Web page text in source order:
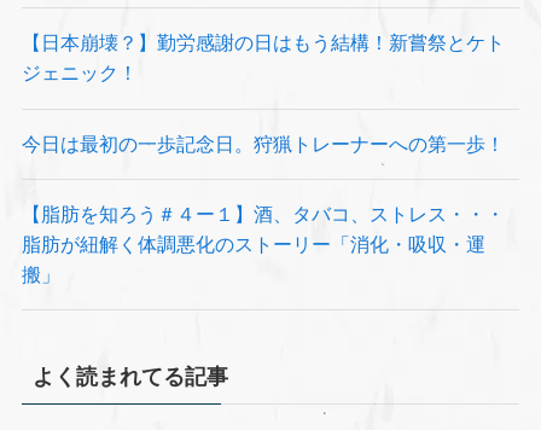
【日本崩壊？】勤労感謝の日はもう結構！新嘗祭とケト
ジェニック！
今日は最初の一歩記念日。狩猟トレーナーへの第一歩！
【脂肪を知ろう＃４ー１】酒、タバコ、ストレス・・・
脂肪が紐解く体調悪化のストーリー「消化・吸収・運
搬」
よく読まれてる記事